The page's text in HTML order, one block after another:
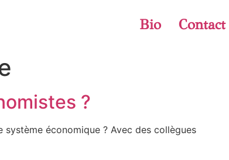
Bio Contact
?
système économique ? Avec des collègues